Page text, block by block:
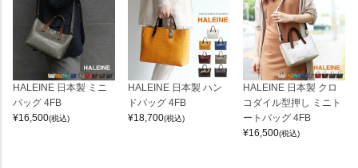
HALEINE 日本製 ミニ
バッグ 4FB
¥16,500(税込)
HALEINE 日本製 ハン
ドバッグ 4FB
¥18,700(税込)
HALEINE 日本製 クロ
コダイル型押し ミニト
ートバッグ 4FB
¥16,500(税込)